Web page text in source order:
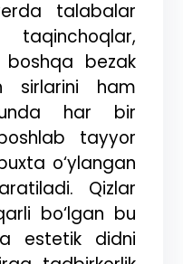
talabalar
boshqa bezak
sirlarini ham
har bir
tayyor
o‘ylangan
Qizlar
bo‘lgan bu
estetik didni